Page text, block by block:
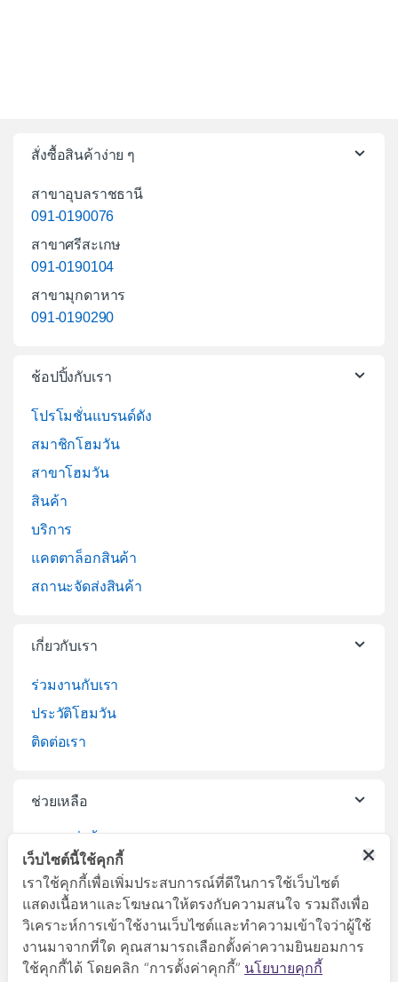
สั่งซื้อสินค้าง่าย ๆ
สาขาอุบลราชธานี
091-0190076
สาขาศรีสะเกษ
091-0190104
สาขามุกดาหาร
091-0190290
ช้อปปิ้งกับเรา
โปรโมชั่นแบรนด์ดัง
สมาชิกโฮมวัน
สาขาโฮมวัน
สินค้า
บริการ
แคตตาล็อกสินค้า
สถานะจัดส่งสินค้า
เกี่ยวกับเรา
ร่วมงานกับเรา
ประวัติโฮมวัน
ติดต่อเรา
ช่วยเหลือ
บริการจัดส่งสินค้า
เปลี่ยนคืนสินค้า
เว็บไซต์นี้ใช้คุกกี้
เราใช้คุกกี้เพื่อเพิ่มประสบการณ์ที่ดีในการใช้เว็บไซต์
แสดงเนื้อหาและโฆษณาให้ตรงกับความสนใจ รวมถึงเพื่อ
วิเคราะห์การเข้าใช้งานเว็บไซต์และทำความเข้าใจว่าผู้ใช้
งานมาจากที่ใด คุณสามารถเลือกตั้งค่าความยินยอมการ
ใช้คุกกี้ได้ โดยคลิก “การตั้งค่าคุกกี้” นโยบายคุกกี้